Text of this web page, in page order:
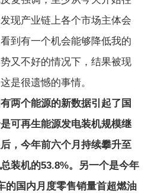
现产业链上各个市场主体会
到有一个机会能够降低我的
又不好的情况下，结果被现
是很遗憾的事情。
两个能源的新数据引起了国
可再生能源发电装机规模继
，今年前六个月持续攀升至
装机的53.8%。另一个是今年
的国内月度零售销量首超燃油